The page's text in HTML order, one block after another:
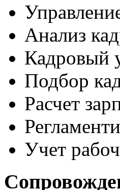
Анализ
Кадровый
Подбор
Расчет
Учет